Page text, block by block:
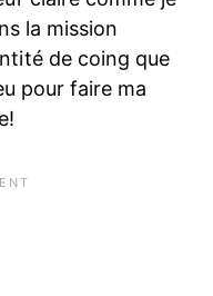
la mission
de coing que
pour faire ma